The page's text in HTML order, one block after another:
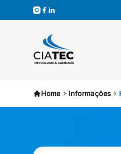
Home Informações